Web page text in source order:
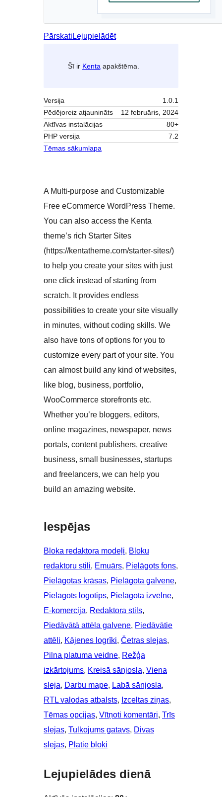
Pārskati Lejupielādēt
Šī ir Kenta apakštēma.
Versija
1.0.1
Pēdējoreiz atjaunināts
12 februāris, 2024
Aktīvas instalācijas
80+
PHP versija
7.2
Tēmas sākumlapa
A Multi-purpose and Customizable
Free eCommerce WordPress Theme.
You can also access the Kenta
theme’s rich Starter Sites
(https://kentatheme.com/starter-sites/)
to help you create your sites with just
one click instead of starting from
scratch. It provides endless
possibilities to create your site visually
in minutes, without coding skills. We
also have tons of options for you to
customize every part of your site. You
can almost build any kind of websites,
like blog, business, portfolio,
WooCommerce storefronts etc.
Whether you’re bloggers, editors,
online magazines, newspaper, news
portals, content publishers, creative
business, small businesses, startups
and freelancers, we can help you
build an amazing website.
Iespējas
Bloka redaktora modeļi, Bloku
redaktoru stili, Emuārs, Pielāgots fons
Pielāgotas krāsas, Pielāgota galvene
Pielāgots logotips, Pielāgota izvēlne
E-komercija, Redaktora stils
Piedāvātā attēla galvene, Piedāvātie
attēli, Kājenes logrīki, Četras slejas
Pilna platuma veidne, Režģa
izkārtojums, Kreisā sānjosla, Viena
sleja, Darbu mape, Labā sānjosla
RTL valodas atbalsts, Izceltas ziņas
Tēmas opcijas, Vītņoti komentāri, Trīs
slejas, Tulkojums gatavs, Divas
slejas, Platie bloki
Lejupielādes dienā